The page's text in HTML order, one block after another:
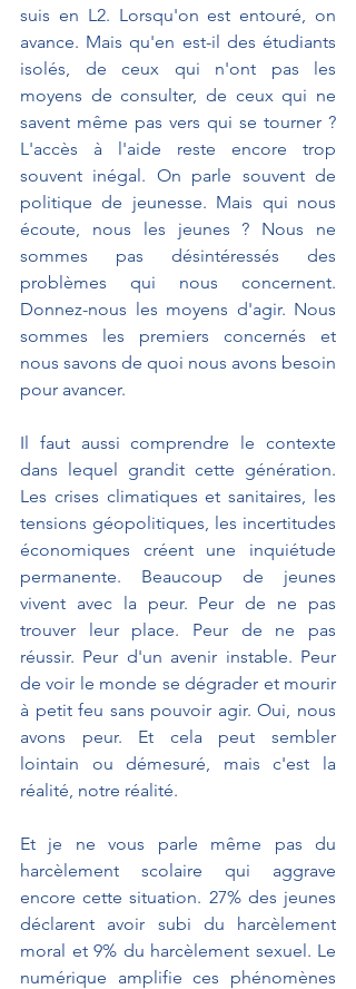
suis en L2. Lorsqu'on est entouré, on
avance. Mais qu'en est-il des étudiants
isolés, de ceux qui n'ont pas les
moyens de consulter, de ceux qui ne
savent même pas vers qui se tourner ?
L'accès à l'aide reste encore trop
souvent inégal. On parle souvent de
politique de jeunesse. Mais qui nous
écoute, nous les jeunes ? Nous ne
sommes pas désintéressés des
problèmes qui nous concernent.
Donnez-nous les moyens d'agir. Nous
sommes les premiers concernés et
nous savons de quoi nous avons besoin
pour avancer.
Il faut aussi comprendre le contexte
dans lequel grandit cette génération.
Les crises climatiques et sanitaires, les
tensions géopolitiques, les incertitudes
économiques créent une inquiétude
permanente. Beaucoup de jeunes
vivent avec la peur. Peur de ne pas
trouver leur place. Peur de ne pas
réussir. Peur d'un avenir instable. Peur
de voir le monde se dégrader et mourir
à petit feu sans pouvoir agir. Oui, nous
avons peur. Et cela peut sembler
lointain ou démesuré, mais c'est la
réalité, notre réalité.
Et je ne vous parle même pas du
harcèlement scolaire qui aggrave
encore cette situation. 27% des jeunes
déclarent avoir subi du harcèlement
moral et 9% du harcèlement sexuel. Le
numérique amplifie ces phénomènes